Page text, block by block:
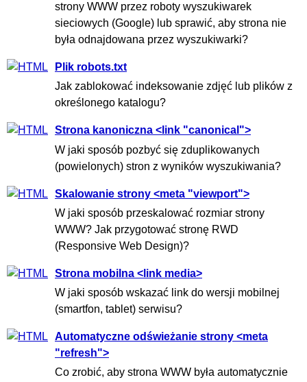
strony WWW przez roboty wyszukiwarek
sieciowych (Google) lub sprawić, aby strona nie
była odnajdowana przez wyszukiwarki?
Plik robots.txt
Jak zablokować indeksowanie zdjęć lub plików z
określonego katalogu?
Strona kanoniczna <link "canonical">
W jaki sposób pozbyć się zduplikowanych
(powielonych) stron z wyników wyszukiwania?
Skalowanie strony <meta "viewport">
W jaki sposób przeskalować rozmiar strony
WWW? Jak przygotować stronę RWD
(Responsive Web Design)?
Strona mobilna <link media>
W jaki sposób wskazać link do wersji mobilnej
(smartfon, tablet) serwisu?
Automatyczne odświeżanie strony <meta
"refresh">
Co zrobić, aby strona WWW była automatycznie